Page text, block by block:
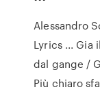
Alessandro
Lyrics ... Gia
dal gange /
Più chiaro